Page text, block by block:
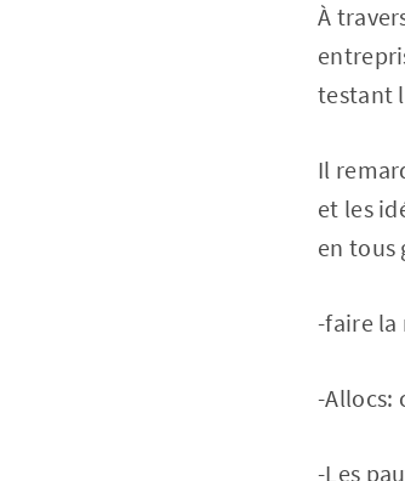
À
testant
Il
et les
en tous
-faire la
-Allocs:
-Les